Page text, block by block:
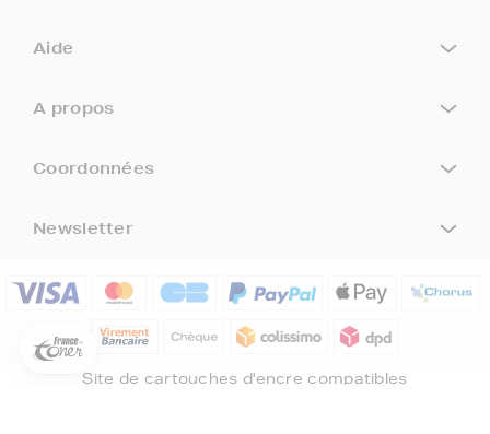
Aide
A propos
Coordonnées
Newsletter
Site de cartouches d'encre compatibles
commande !
5
bénéficiez immédiatement
d’une remise de 5€ sur votre 1ère
commande * !
Votre adresse email